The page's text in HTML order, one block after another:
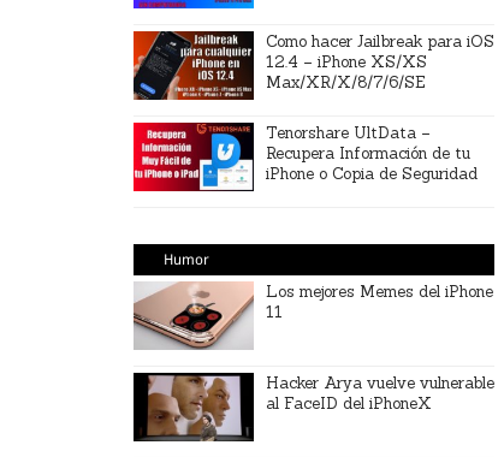
Como hacer Jailbreak para iOS
12.4 – iPhone XS/XS
Max/XR/X/8/7/6/SE
Tenorshare UltData –
Recupera Información de tu
iPhone o Copia de Seguridad
Humor
Los mejores Memes del iPhone
11
Hacker Arya vuelve vulnerable
al FaceID del iPhoneX